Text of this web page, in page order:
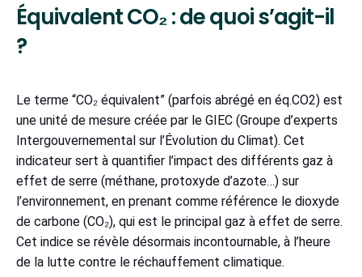
Équivalent CO₂ : de quoi s’agit-il
?
Le terme “CO₂ équivalent” (parfois abrégé en éq.CO2) est
une unité de mesure créée par le GIEC (Groupe d’experts
Intergouvernemental sur l’Évolution du Climat). Cet
indicateur sert à quantifier l’impact des différents gaz à
effet de serre (méthane, protoxyde d’azote…) sur
l’environnement, en prenant comme référence le dioxyde
de carbone (CO₂), qui est le principal gaz à effet de serre.
Cet indice se révèle désormais incontournable, à l’heure
de la lutte contre le réchauffement climatique.